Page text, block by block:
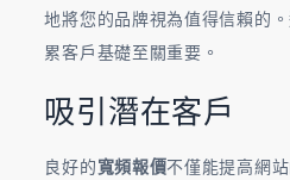
地將您的品牌視為值得信賴的
累客戶基礎至關重要。
吸引潛在客戶
良好的寬頻報價不僅能提高網